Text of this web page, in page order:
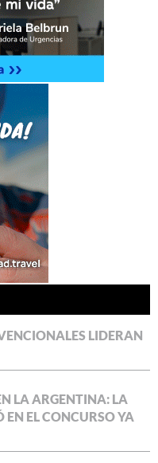
LIDERAN
LA ARGENTINA: LA
EL CONCURSO YA